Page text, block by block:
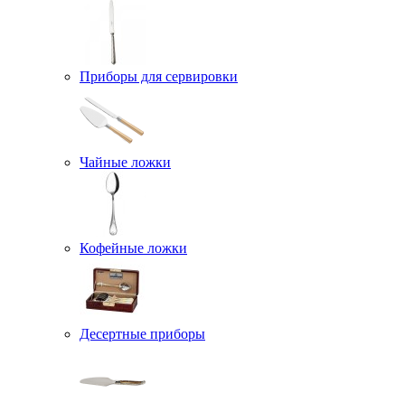
Приборы для сервировки
Чайные ложки
Кофейные ложки
Десертные приборы